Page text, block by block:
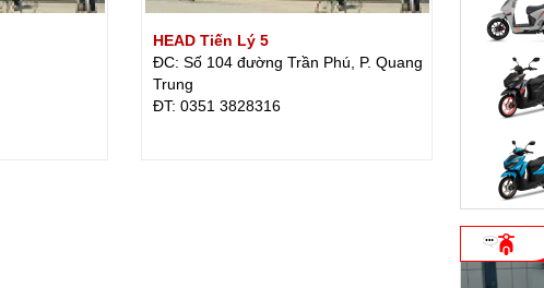
HEAD Tiến Lý 5
ĐC: Số 104 đường Trần Phú, P. Quang
Trung
ÐT: 0351 3828316